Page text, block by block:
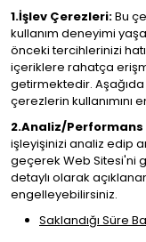
1.İşlev Çerezleri:Bu
kullanım deneyimi
önceki tercihlerinizi
içeriklere rahatça
getirmektedir.
çerezlerin kullanımını
2.Analiz/
işleyişinizi analiz edip
geçerek Web Sitesi'ni
detaylı olarak
engelleyebilirsiniz.
Saklandığı Süre